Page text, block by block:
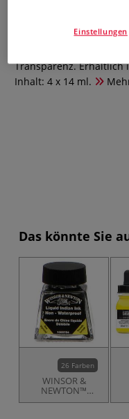
Die WINSOR &
wasserbeständige
Transparenz. Erhältlich
Inhalt: 4 x 14 ml.
Das könnte Sie
26 Farben
WINSOR &
NEWTON™
Zeichentusche
Einstellungen